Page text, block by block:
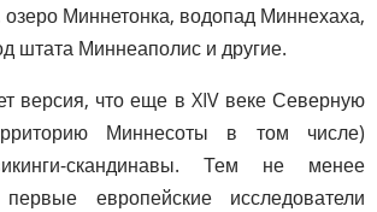
Миннетонка, водопад Миннехаха,
штата Миннеаполис и другие.
версия, что еще в XIV веке Северную
Миннесоты в том числе)
скандинавы. Тем не менее
европейские исследователи